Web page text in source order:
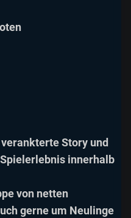
Story und
innerhalb
von netten
gerne um Neulinge